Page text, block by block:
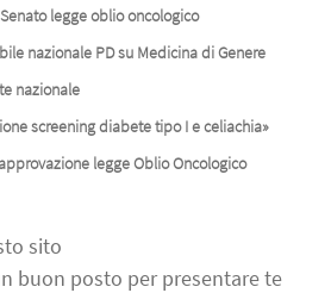
legge oblio oncologico
nazionale PD su Medicina di Genere
nazionale
screening diabete tipo I e celiachia»
legge Oblio Oncologico
sito
buon posto per presentare te